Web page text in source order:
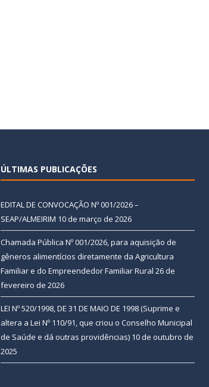
ÚLTIMAS PUBLICAÇÕES
EDITAL DE CONVOCAÇÃO Nº 001/2026 –
SEAP/ALMEIRIM 10 de março de 2026
Chamada Pública Nº 001/2026, para aquisição de
gêneros alimentícios diretamente da Agricultura
Familiar e do Empreendedor Familiar Rural 26 de
fevereiro de 2026
LEI Nº 520/1998, DE 31 DE MAIO DE 1998 (Suprime e
altera a Lei Nº 110/91, que criou o Conselho Municipal
de Saúde e dá outras providências) 10 de outubro de
2025